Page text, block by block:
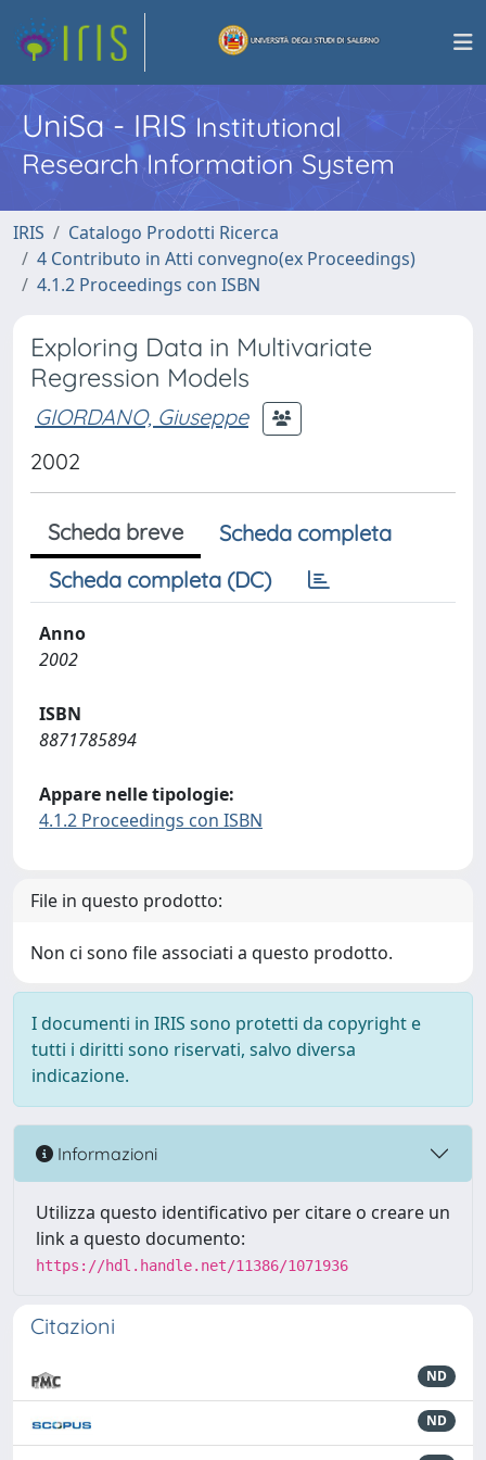
UniSa - IRISInstitutional
Research Information System
IRIS
Catalogo Prodotti Ricerca
4 Contributo in Atti convegno(ex Proceedings)
4.1.2 Proceedings con ISBN
Exploring Data in Multivariate
Regression Models
GIORDANO, Giuseppe
2002
Scheda breve
Scheda completa
Scheda completa (DC)
Anno
2002
ISBN
8871785894
Appare nelle tipologie:
4.1.2 Proceedings con ISBN
File in questo prodotto:
Non ci sono file associati a questo prodotto.
I documenti in IRIS sono protetti da copyright e
tutti i diritti sono riservati, salvo diversa
indicazione.
Informazioni
Utilizza questo identificativo per citare o creare un
link a questo documento:
https://hdl.handle.net/11386/1071936
Citazioni
ND
ND